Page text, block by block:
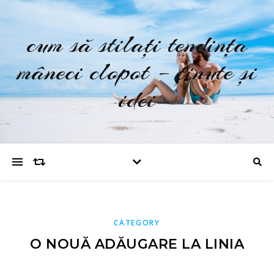
cum să stilați tendința
mâneci clopot – ținute și
idei
CATEGORY
O NOUĂ ADĂUGARE LA LINIA